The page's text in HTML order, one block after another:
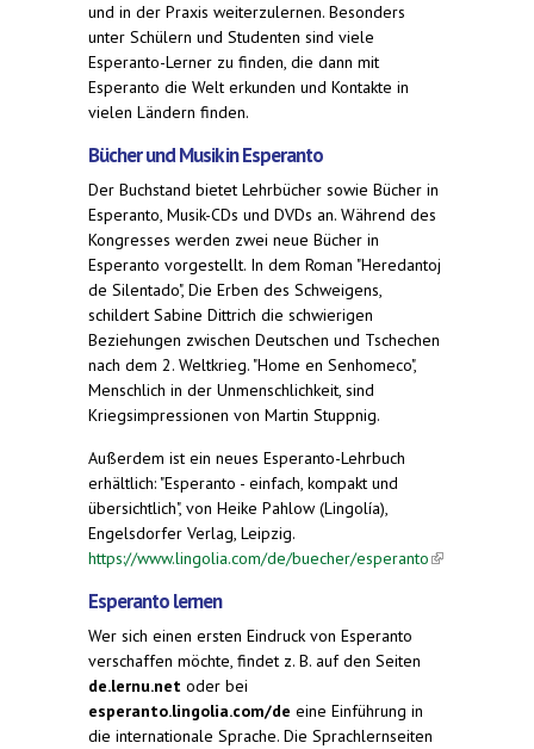
und in der Praxis weiterzulernen. Besonders
unter Schülern und Studenten sind viele
Esperanto-Lerner zu finden, die dann mit
Esperanto die Welt erkunden und Kontakte in
vielen Ländern finden.
Bücher und Musik in Esperanto
Der Buchstand bietet Lehrbücher sowie Bücher in
Esperanto, Musik-CDs und DVDs an. Während des
Kongresses werden zwei neue Bücher in
Esperanto vorgestellt. In dem Roman "Heredantoj
de Silentado", Die Erben des Schweigens,
schildert Sabine Dittrich die schwierigen
Beziehungen zwischen Deutschen und Tschechen
nach dem 2. Weltkrieg. "Home en Senhomeco",
Menschlich in der Unmenschlichkeit, sind
Kriegsimpressionen von Martin Stuppnig.
Außerdem ist ein neues Esperanto-Lehrbuch
erhältlich: "Esperanto - einfach, kompakt und
übersichtlich", von Heike Pahlow (Lingolía),
Engelsdorfer Verlag, Leipzig.
https://www.lingolia.com/de/buecher/esperanto(link is
Esperanto lernen
Wer sich einen ersten Eindruck von Esperanto
verschaffen möchte, findet z. B. auf den Seiten
de.lernu.net oder bei
esperanto.lingolia.com/de eine Einführung in
die internationale Sprache. Die Sprachlernseiten